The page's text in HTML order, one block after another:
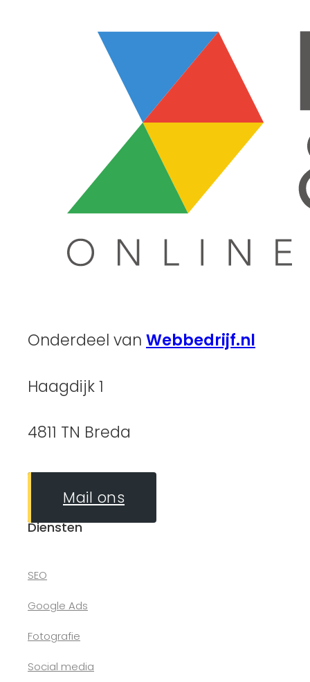
Onderdeel van Webbedrijf.nl
Haagdijk 1
4811 TN Breda
Mail ons
Diensten
SEO
Google Ads
Fotografie
Social media